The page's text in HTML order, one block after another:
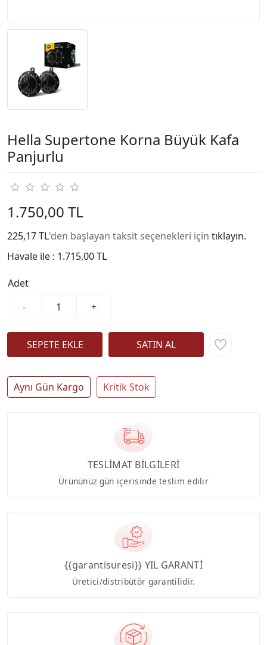
Hella Supertone Korna Büyük Kafa
Panjurlu
1.750,00 TL
225,17 TL'den başlayan taksit seçenekleri için tıklayın.
Havale ile : 1.715,00 TL
Adet
-
+
Aynı Gün Kargo Kritik Stok
TESLİMAT BİLGİLERİ
Ürününüz gün içerisinde teslim edilir
{{garantisuresi}} YIL GARANTİ
Üretici/distribütör garantilidir.